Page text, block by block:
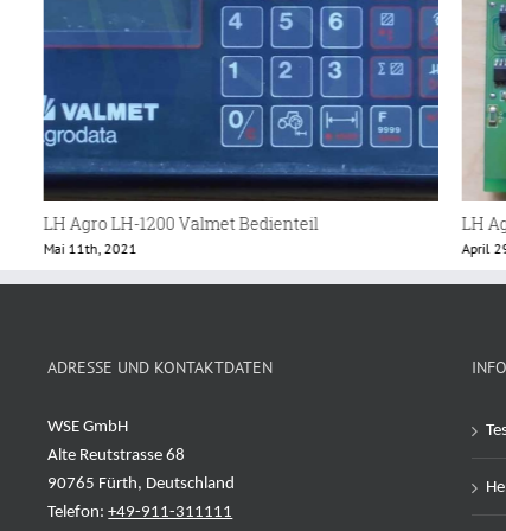
LH Agro Platine
April 29th, 2021
LH
Mai
ADRESSE UND KONTAKTDATEN
WSE GmbH
Alte Reutstrasse 68
90765 Fürth, Deutschland
Telefon:+49-911-311111